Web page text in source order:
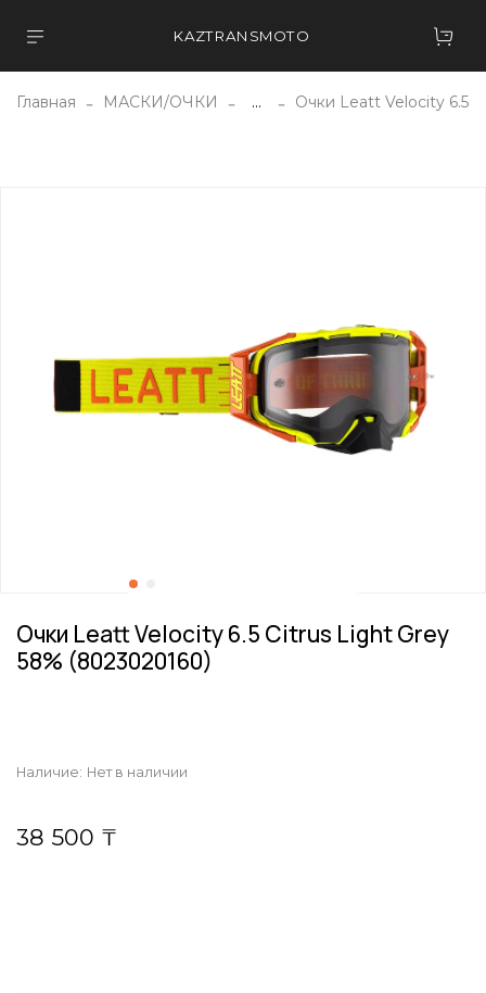
KAZTRANSMOTO
Главная МАСКИ/ОЧКИ ... Очки Leatt Velocity 6.5
Наличие: Нет в наличии
Очки Leatt Velocity 6.5 Citrus Light Grey
58% (8023020160)
38 500 ₸